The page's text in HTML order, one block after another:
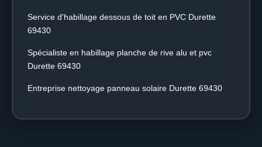
Service d'habillage dessous de toit en PVC Durette
69430
Spécialiste en habillage planche de rive alu et pvc
Durette 69430
Entreprise nettoyage panneau solaire Durette 69430